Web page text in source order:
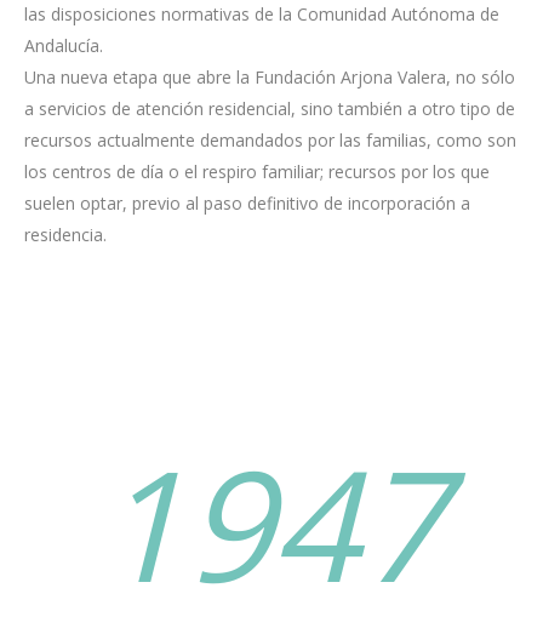
las disposiciones normativas de la Comunidad Autónoma de
Andalucía.
Una nueva etapa que abre la Fundación Arjona Valera, no sólo
a servicios de atención residencial, sino también a otro tipo de
recursos actualmente demandados por las familias, como son
los centros de día o el respiro familiar; recursos por los que
suelen optar, previo al paso definitivo de incorporación a
residencia.
1947